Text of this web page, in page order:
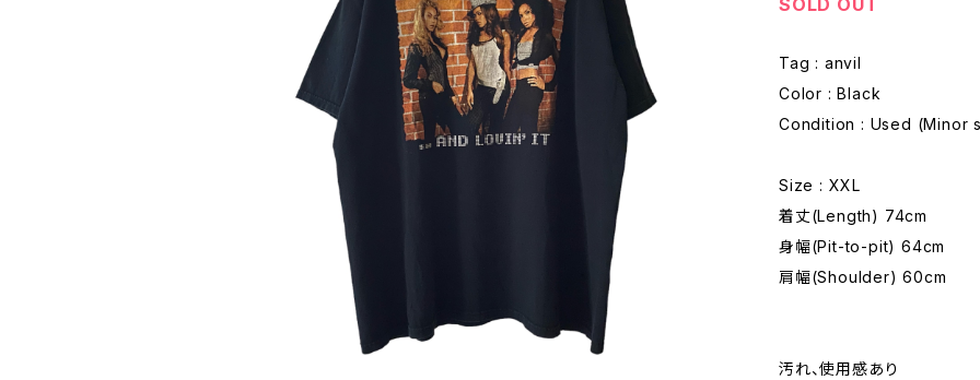
SOLD OUT
Tag : anvil
Color : Black
Condition : Used (Minor
Size : XXL
着丈(Length) 74cm
身幅(Pit-to-pit) 64cm
肩幅(Shoulder) 60cm
汚れ、使用感あり